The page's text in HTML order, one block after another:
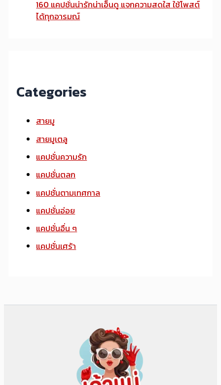
160 แคปชั่นน่ารักน่าเอ็นดู แจกความสดใส ใช้โพสต์
ได้ทุกอารมณ์
Categories
สายมู
สายมูเตลู
แคปชั่นความรัก
แคปชั่นตลก
แคปชั่นตามเทศกาล
แคปชั่นอ่อย
แคปชั่นอื่น ๆ
แคปชั่นเศร้า